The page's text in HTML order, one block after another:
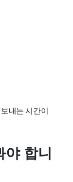
내는 시간이
합니